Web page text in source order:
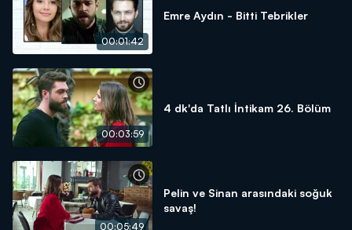
00:01:42
Emre Aydın - Bitti Tebrikler
00:03:59
4 dk'da Tatlı İntikam 26. Bölüm
00:05:49
Pelin ve Sinan arasındaki soğuk
savaş!